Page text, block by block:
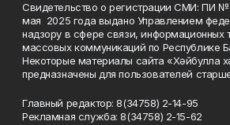
Свидетельство о регистрации СМИ: ПИ №
мая 2025 года выдано Управлением
надзору в сфере связи, информационных
массовых коммуникаций по Республике
Некоторые материалы сайта «Хәйбулла
предназначены для пользователей
Главный редактор: 8(34758) 2-14-95
Рекламная служба: 8(34758) 2-15-62